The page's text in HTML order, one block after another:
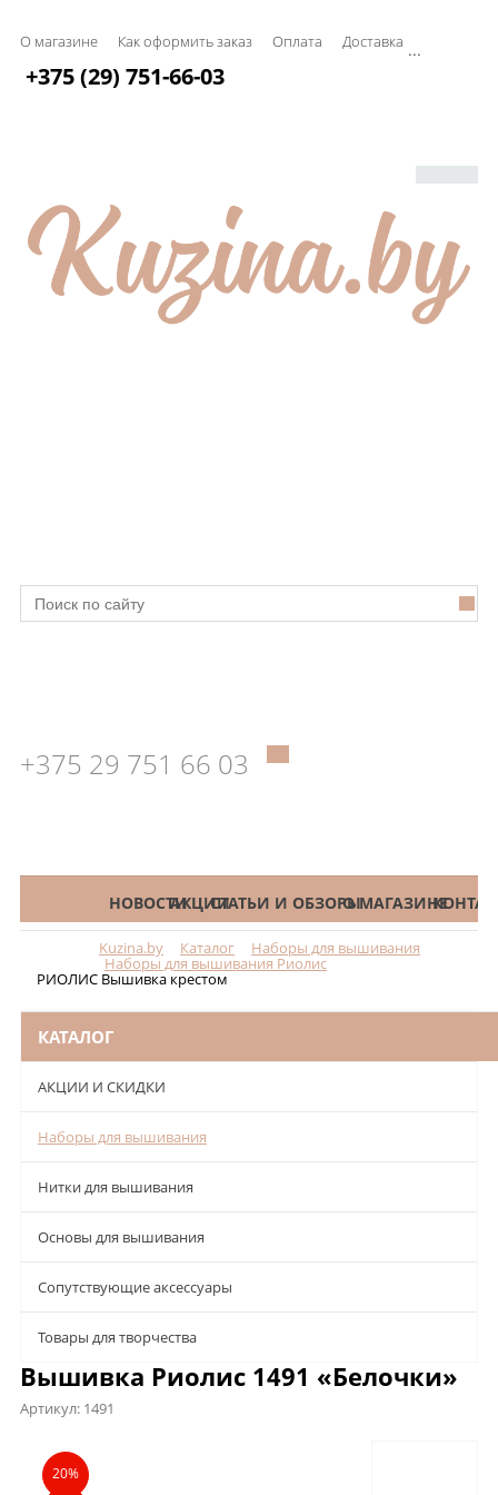
О магазине Как оформить заказ Оплата Доставка ...
+375 (29) 751-66-03
+375 29 751 66 03
КАТАЛОГНОВОСТИАКЦИИСТАТЬИ И ОБЗОРЫО МАГАЗИНЕ
Kuzina.by Каталог Наборы для вышивания
Наборы для вышивания Риолис
РИОЛИС Вышивка крестом
КАТАЛОГ
АКЦИИ И СКИДКИ
Наборы для вышивания
Нитки для вышивания
Основы для вышивания
Сопутствующие аксессуары
Товары для творчества
Вышивка Риолис 1491 «Белочки»
Артикул: 1491
Описание
20%